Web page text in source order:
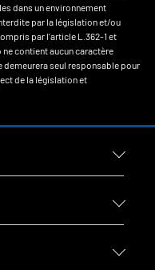
dans un environnement
par la législation et/ou
par l'article L.362-1 et
contient aucun caractère
seul responsable pour
de la législation et